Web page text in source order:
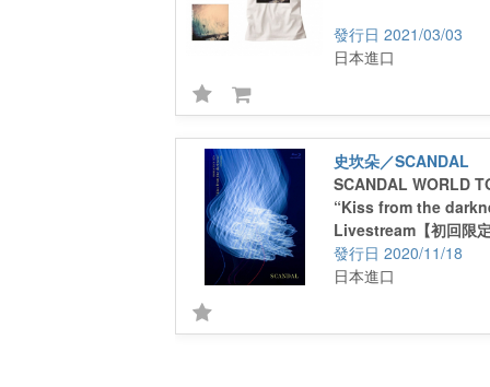
2021/03/03
日本進口
史坎朵／SCANDAL
SCANDAL WORLD
“Kiss from the
Livestream【初回限
ray+CD+特製Photo
2020/11/18
日本進口